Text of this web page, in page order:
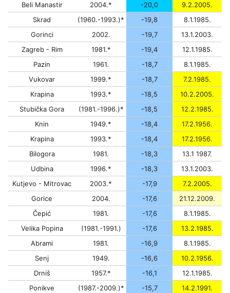
Beli Manastir
2004.* -20,0
9.2.2005.
Skrad
(1960.-1993.)* -19,8
8.1.1985.
Gorinci
2002. -19,7
13.1.2003.
Zagreb - Rim
1981.* -19,4
12.1.1985.
Pazin
1961. -18,7
8.1.1985.
Vukovar
1999.* -18,7
7.2.1985.
Krapina
1993.* -18,5
10.2.2005.
Stubička Gora
(1981.-1996.)* -18,5
12.2.1985.
Knin
1949.* -18,4
17.2.1956.
Krapina
1993.* -18,4
17.2.1956.
Bilogora
1981. -18,3
13.1 1987.
Udbina
1996.* -18,3
13.1.2003.
Kutjevo - Mitrovac
2003.* -17,9
7.2.2005.
Gorice
2004. -17,6
21.12.2009.
Čepić
1981. -17,6
8.1.1985.
Velika Popina
(1981.-1991.) -17,6
13.2.1985.
Abrami
1981. -16,9
8.1.1985.
Senj
1949. -16,6
10.2.1956.
Drniš
1957.* -16,1
12.1.1985.
Ponikve
(1987.-2009.)* -15,7
14.2.1991.